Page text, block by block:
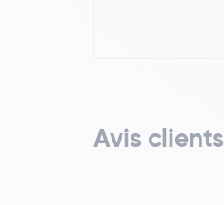
Avis clients